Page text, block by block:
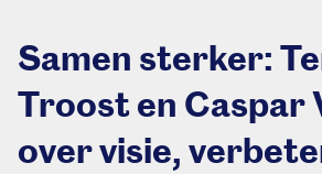
Over PMT
Samen sterker:
Troost en Caspar
over visie,